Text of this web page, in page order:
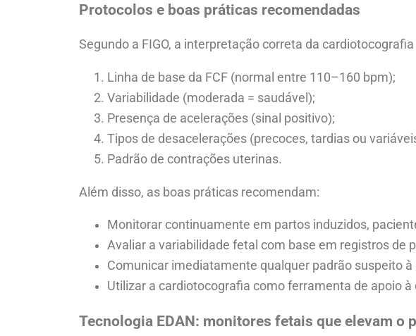
Protocolos e boas práticas recomendadas
Segundo a FIGO, a interpretação correta da
Linha de base da FCF (normal entre 110–160 bpm);
Variabilidade (moderada = saudável);
Presença de acelerações (sinal positivo);
Tipos de desacelerações (precoces, tardias ou
Padrão de contrações uterinas.
Além disso, as boas práticas recomendam:
Monitorar continuamente em partos induzidos,
Avaliar a variabilidade fetal com base em registros de
Comunicar imediatamente qualquer padrão suspeito à
Utilizar a cardiotocografia como ferramenta de apoio
Tecnologia EDAN: monitores fetais que elevam o